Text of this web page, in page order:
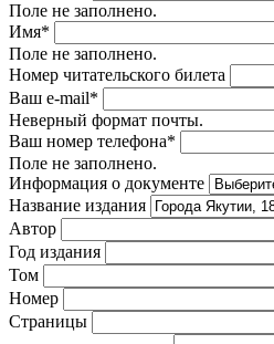
Поле не заполнено.
Имя*
Поле не заполнено.
Номер читательского билета
Ваш e-mail*
Неверный формат почты.
Ваш номер телефона*
Поле не заполнено.
Информация о документе
Название издания
Автор
Год издания
Том
Номер
Страницы